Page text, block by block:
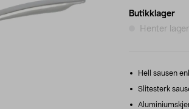
Butikklager
Henter
Hell sausen
Slitesterk